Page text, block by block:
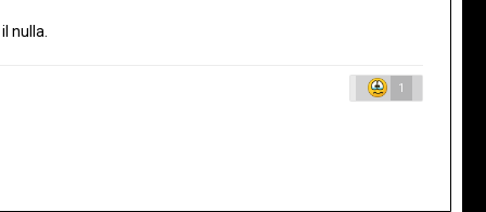
nulla.
1